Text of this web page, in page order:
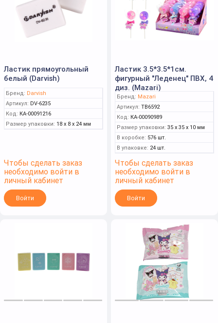
Ластик прямоугольный
белый (Darvish)
Бренд: Darvish
Артикул: DV-6235
Код: КА-00091216
Размер упаковки: 18 x 8 x 24 мм
Чтобы сделать заказ
необходимо войти в
личный кабинет
Войти
Ластик 3.5*3.5*1см.
фигурный "Леденец" ПВХ, 4
диз. (Mazari)
Бренд: Mazari
Артикул: TB6592
Код: КА-00090989
Размер упаковки: 35 x 35 x 10 мм
В коробке: 576 шт.
В упаковке: 24 шт.
Чтобы сделать заказ
необходимо войти в
личный кабинет
Войти